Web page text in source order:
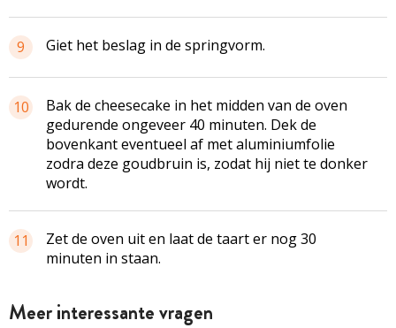
9 Giet het beslag in de springvorm.
10 Bak de cheesecake in het midden van de oven
gedurende ongeveer 40 minuten. Dek de
bovenkant eventueel af met aluminiumfolie
zodra deze goudbruin is, zodat hij niet te donker
wordt.
11
Zet de oven uit en laat de taart er nog 30
minuten in staan.
Meer interessante vragen